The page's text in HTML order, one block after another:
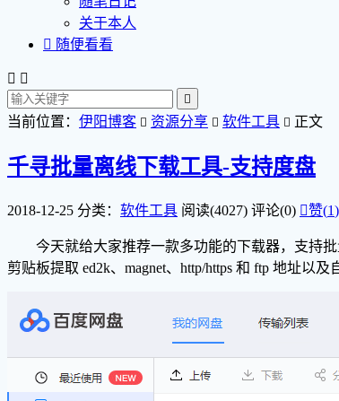
关于本人
 随便看看
 

当前位置： 伊阳博客  资源分享  软件工具  正文
千寻批量离线下载工具-支持度盘
2018-12-25 分类： 软件工具 阅读(4027) 评论(0) 赞(1)
今天就给大家推荐一款多功能的下载器，支持
剪贴板提取 ed2k、magnet、http/https 和 ftp 地址以